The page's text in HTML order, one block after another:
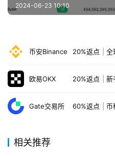
2024-06-23 10:10
币安Binance 20%返点 全
欧易OKX 20%返点 新
Gate交易所 60%返点 币
相关推荐